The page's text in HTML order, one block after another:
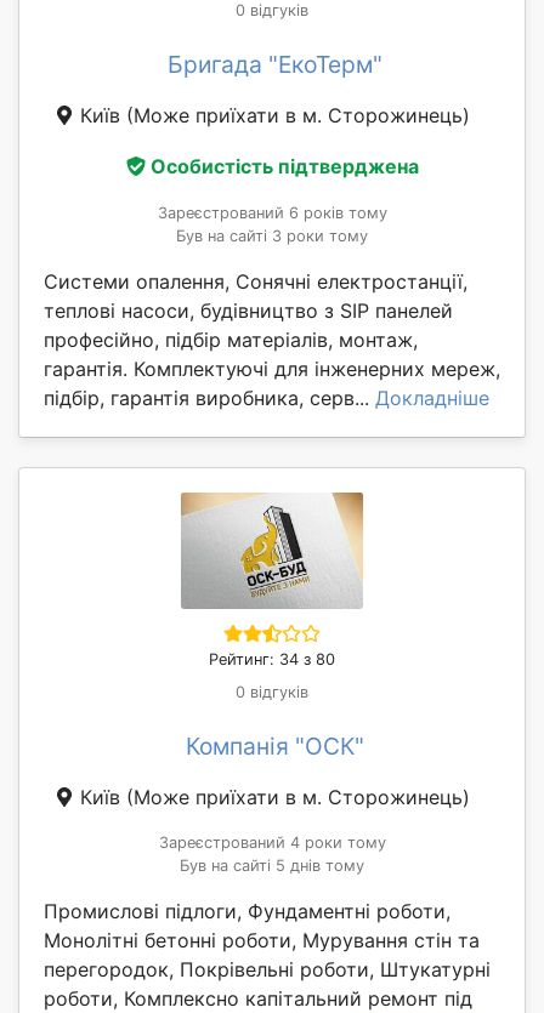
0 відгуків
Бригада "ЕкоТерм"
Київ (Може приїхати в м. Сторожинець)
Особистість підтверджена
Зареєстрований 6 років тому
Був на сайті 3 роки тому
Системи опалення, Сонячні електростанції,
теплові насоси, будівництво з SIP панелей
професійно, підбір матеріалів, монтаж,
гарантія. Комплектуючі для інженерних мереж,
підбір, гарантія виробника, серв... Докладніше
Рейтинг: 34 з 80
0 відгуків
Компанія "ОСК"
Київ (Може приїхати в м. Сторожинець)
Зареєстрований 4 роки тому
Був на сайті 5 днів тому
Промислові підлоги, Фундаментні роботи,
Монолітні бетонні роботи, Мурування стін та
перегородок, Покрівельні роботи, Штукатурні
роботи, Комплексно капітальний ремонт під